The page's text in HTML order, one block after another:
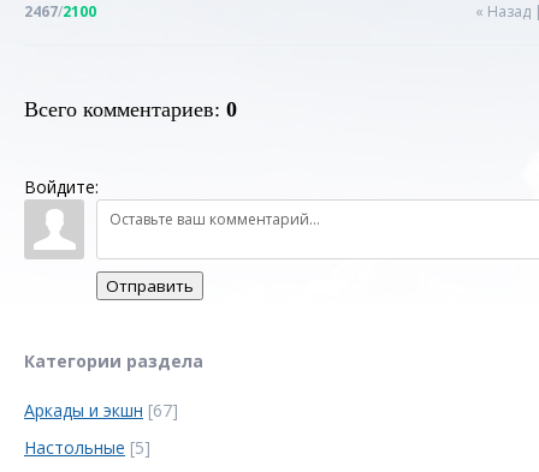
« Назад
2467/2100
Всего комментариев: 0
Войдите:
Отправить
Категории раздела
Аркады и экшн [67]
Настольные [5]